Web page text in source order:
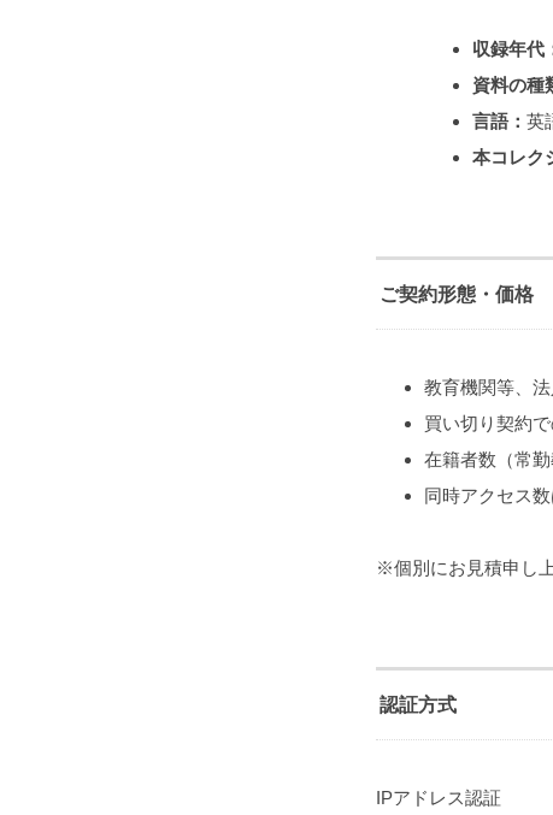
収録年代
資料の種
言語： 英
本コレク
ご契約形態・価格
教育機関等、法
買い切り契約
在籍者数（常
同時アクセス数
※個別にお見積申し
認証方式
IPアドレス認証